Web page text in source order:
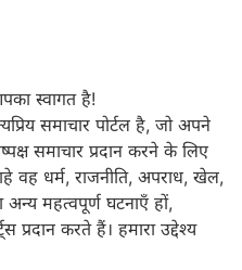
स्वागत है!
समाचार पोर्टल है, जो अपने
समाचार प्रदान करने के लिए
वह धर्म, राजनीति, अपराध, खेल,
अन्य महत्वपूर्ण घटनाएँ हों,
प्रदान करते हैं। हमारा उद्देश्य